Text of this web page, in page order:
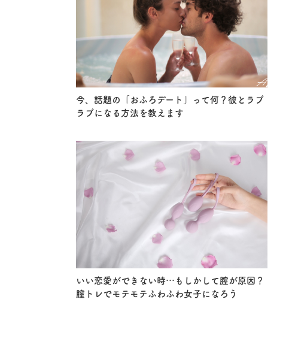
今、話題の「おふろデート」って何？彼とラブ
ラブになる方法を教えます
いい恋愛ができない時…もしかして膣が原因？
膣トレでモテモテふわふわ女子になろう